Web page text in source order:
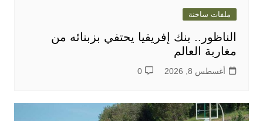
ملفات ساخنة
الناظور.. بنك إفريقيا يحتفي بزبنائه من
مغاربة العالم
أغسطس 8, 2026 0